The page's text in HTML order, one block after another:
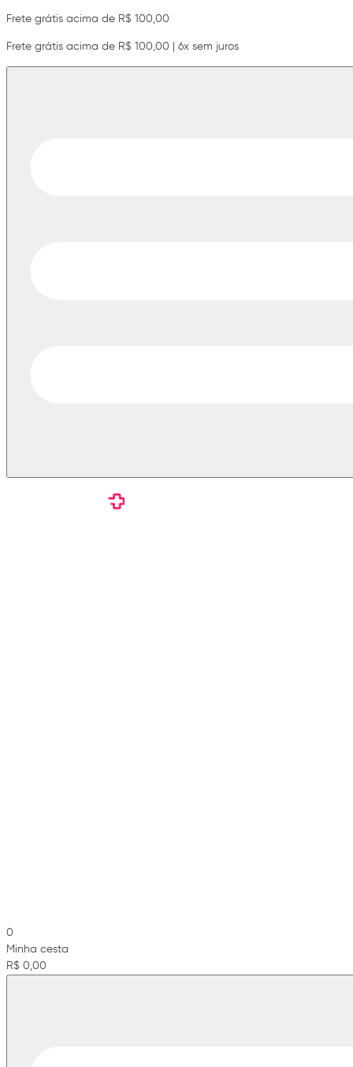
Frete grátis acima de R$ 100,00
Frete grátis acima de R$ 100,00 | 6x sem juros
0
Minha cesta
R$ 0,00